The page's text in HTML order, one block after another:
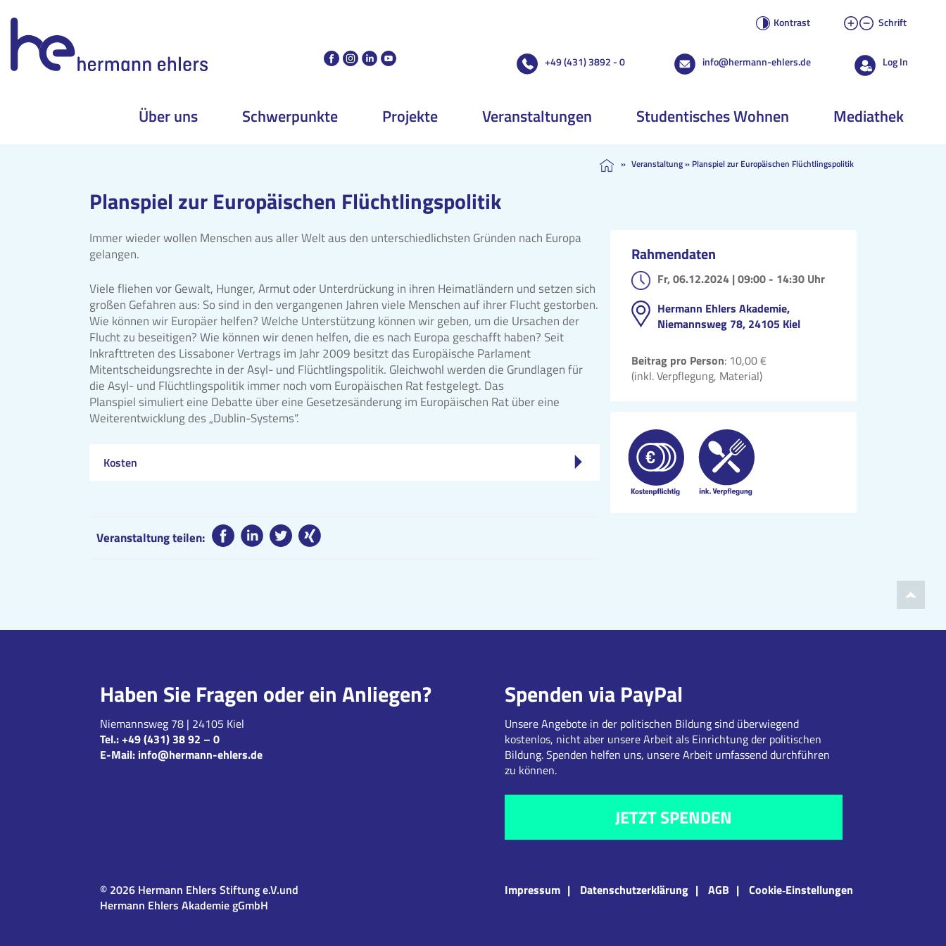
Kontrast Schrift
+49 (431) 3892 - 0 info@hermann-ehlers.de Log In
Über uns Schwerpunkte Projekte Veranstaltungen Studentisches Wohnen Mediathek
» Veranstaltung» Planspiel zur Europäischen Flüchtlingspolitik
Planspiel zur Europäischen Flüchtlingspolitik
Immer wieder wollen Menschen aus aller Welt aus den unterschiedlichsten Gründen nach Europa
gelangen.
Viele fliehen vor Gewalt, Hunger, Armut oder Unterdrückung in ihren Heimatländern und setzen sich
großen Gefahren aus: So sind in den vergangenen Jahren viele Menschen auf ihrer Flucht gestorben.
Wie können wir Europäer helfen? Welche Unterstützung können wir geben, um die Ursachen der
Flucht zu beseitigen? Wie können wir denen helfen, die es nach Europa geschafft haben? Seit
Inkrafttreten des Lissaboner Vertrags im Jahr 2009 besitzt das Europäische Parlament
Mitentscheidungsrechte in der Asyl- und Flüchtlingspolitik. Gleichwohl werden die Grundlagen für
die Asyl- und Flüchtlingspolitik immer noch vom Europäischen Rat festgelegt. Das
Planspiel simuliert eine Debatte über eine Gesetzesänderung im Europäischen Rat über eine
Weiterentwicklung des „Dublin-Systems“.
Kosten
Veranstaltung teilen:
Rahmendaten
Fr, 06.12.2024 |09:00 - 14:30 Uhr
Hermann Ehlers Akademie,
Niemannsweg 78, 24105 Kiel
Beitrag pro Person: 10,00 €
(inkl. Verpflegung, Material)
Haben Sie Fragen oder ein Anliegen?
Niemannsweg 78 | 24105 Kiel
Tel.:+49 (431) 38 92 – 0
E-Mail: info@hermann-ehlers.de
Spenden via PayPal
Unsere Angebote in der politischen Bildung sind überwiegend
kostenlos, nicht aber unsere Arbeit als Einrichtung der politischen
Bildung. Spenden helfen uns, unsere Arbeit umfassend durchführen
zu können.
JETZT SPENDEN
© 2026 Hermann Ehlers Stiftung e.V.und
Hermann Ehlers Akademie gGmbH
Impressum Datenschutzerklärung AGB Cookie‑Einstellungen